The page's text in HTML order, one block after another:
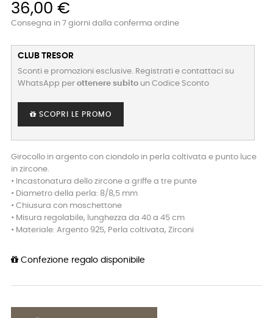
36,00 €
Consegna in 7 giorni dalla conferma ordine
CLUB TRESOR
Sconti e promozioni esclusive. Registrati e contattaci su
WhatsApp per ottenere subito un Codice Sconto
SCOPRI LE PROMO
Girocollo in argento con ciondolo in perla coltivata e punto luce
in zircone.
• Incastonatura dello zircone a griffe a tre punte
• Diametro della perla: 8/8,5 mm
• Chiusura con moschettone
• Misura regolabile, lunghezza da 40 a 45 cm
• Materiale: Argento 925, Perla coltivata, Zirconi
Confezione regalo disponibile